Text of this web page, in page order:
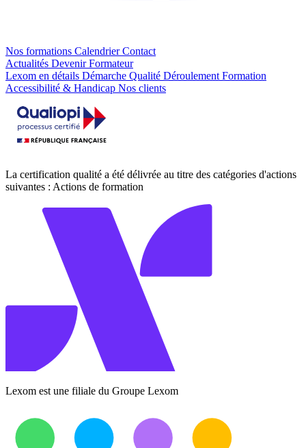
Nos formations CalendrierContact
Actualités Devenir Formateur
Lexom en détails Démarche Qualité Déroulement Formation
Accessibilité & Handicap Nos clients
La certification qualité a été délivrée au titre des catégories d'actions
suivantes : Actions de formation
Lexom est une filiale du Groupe Lexom